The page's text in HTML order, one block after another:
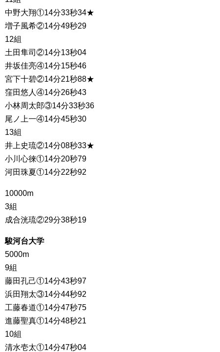
中野大翔①14分33秒34★
増子風希②14分49秒29
12組
土田隼司②14分13秒04
井坂佳亮④14分15秒46
宮下十碧②14分21秒88★
窪田悠人④14分26秒43
小林周太郎③14分33秒36
尾ノ上一④14分45秒30
13組
井上史琉②14分08秒33★
小川心徠①14分20秒79
河田珠夏①14分22秒92
10000m
3組
成合洸琉②29分38秒19
駿河台大学
5000m
9組
藤田孔己①14分43秒97
浜田翔太③14分44秒92
工藤春道①14分47秒75
進藤聖真①14分48秒21
10組
清水壱太①14分47秒04